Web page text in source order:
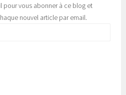
pour vous abonner à ce blog et
nouvel article par email.